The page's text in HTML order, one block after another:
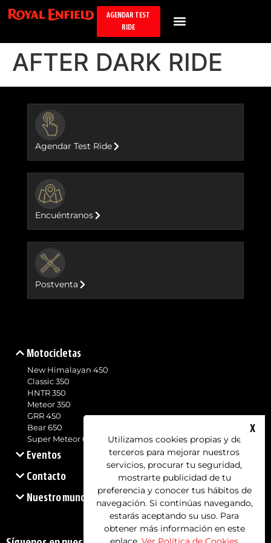
AGENDAR TEST
RIDE
AFTER DARK RIDE
Agendar Test Ride
Encuéntranos
Postventa
Motocicletas
New Himalayan 450
Classic 350
HNTR 350
Meteor 350
GRR 450
Bear 650
Super Meteor 650
Eventos
Contacto
Nuestro mundo
X
Utilizamos cookies propias y de
terceros para mejorar nuestros
servicios, procurar tu seguridad,
mostrarte publicidad de tu
preferencia y conocer tus hábitos de
navegación. Si continúas navegando,
estarás aceptando su uso. Para
obtener más información en este